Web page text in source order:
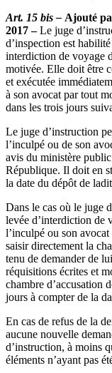
Art. 15 bis – Ajouté
2017 –Le juge
d’inspection est
interdiction de voyage
motivée. Elle doit être
et exécutée
à son avocat par tout
dans les trois jours
Le juge d’instruction
l’inculpé ou de son
avis du ministère
République. Il doit en
la date du dépôt de
Dans le cas où le juge
levée d’interdiction de
l’inculpé ou son
saisir directement la
tenu de demander de
réquisitions écrites et
chambre d’accusation
jours à compter de la
En cas de refus de la
aucune nouvelle
d’instruction, à moins
éléments n’ayant pas